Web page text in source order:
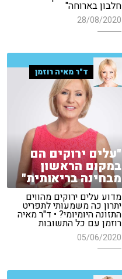
חלבון בארוחה"
28/08/2020
ד"ר מאיה רוזמן
"עלים ירוקים הם
במקום הראשון
מבחינה בריאותית"
מדוע עלים ירוקים מהווים
יתרון כה משמעותי לתפריט
התזונה היומיומי? • ד"ר מאיה
רוזמן עם כל התשובות
05/06/2020